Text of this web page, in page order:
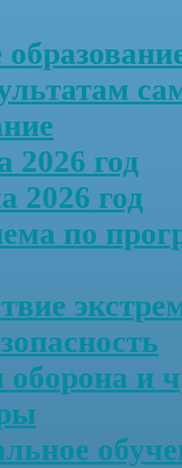
год
2026 год
по
оборона и